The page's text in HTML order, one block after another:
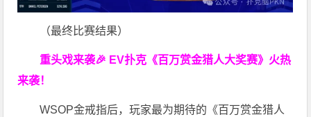
（最终比赛结果）
重头戏来袭🎉 EV扑克 《百万赏金猎人大奖赛》 火热
来袭！
WSOP金戒指后，玩家最为期待的《百万赏金猎人